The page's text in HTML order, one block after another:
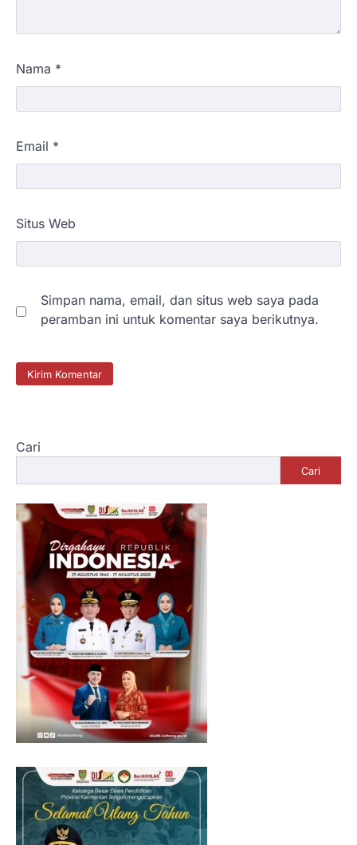
Nama *
Email *
Situs Web
Simpan nama, email, dan situs web saya pada
peramban ini untuk komentar saya berikutnya.
Cari
Cari